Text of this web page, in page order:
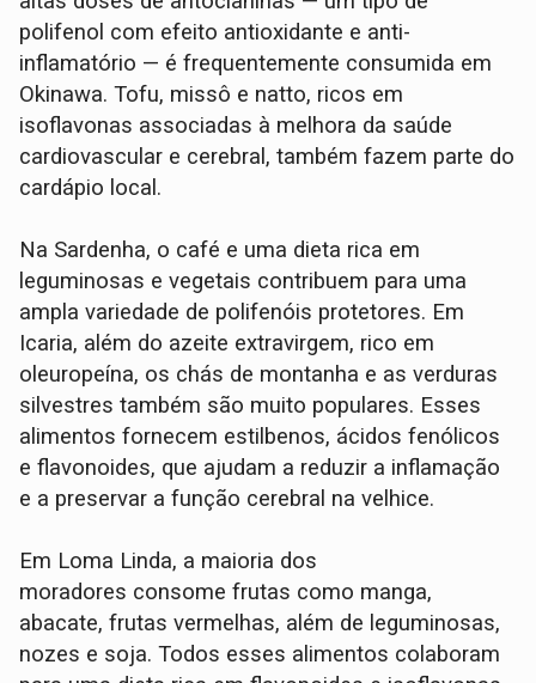
polifenol com efeito antioxidante e anti-
inflamatório — é frequentemente consumida em
Okinawa. Tofu, missô e natto, ricos em
isoflavonas associadas à melhora da saúde
cardiovascular e cerebral, também fazem parte do
cardápio local.
Na Sardenha, o café e uma dieta rica em
leguminosas e vegetais contribuem para uma
ampla variedade de polifenóis protetores. Em
Icaria, além do azeite extravirgem, rico em
oleuropeína, os chás de montanha e as verduras
silvestres também são muito populares. Esses
alimentos fornecem estilbenos, ácidos fenólicos
e flavonoides, que ajudam a reduzir a inflamação
e a preservar a função cerebral na velhice.
Em Loma Linda, a maioria dos
moradores consome frutas como manga,
abacate, frutas vermelhas, além de leguminosas,
nozes e soja. Todos esses alimentos colaboram